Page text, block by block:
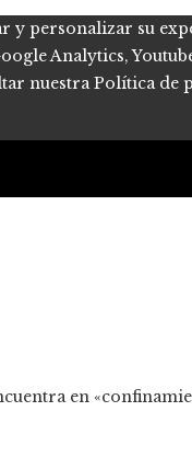
y personalizar su
Analytics,
nuestra Política de
en